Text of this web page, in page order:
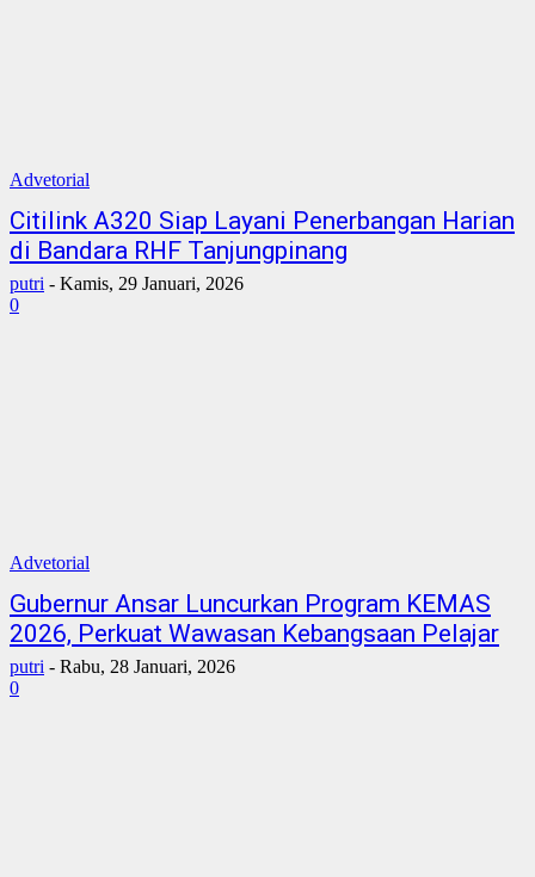
Advetorial
Citilink A320 Siap Layani Penerbangan Harian
di Bandara RHF Tanjungpinang
putri - Kamis, 29 Januari, 2026
0
Advetorial
Gubernur Ansar Luncurkan Program KEMAS
2026, Perkuat Wawasan Kebangsaan Pelajar
putri - Rabu, 28 Januari, 2026
0